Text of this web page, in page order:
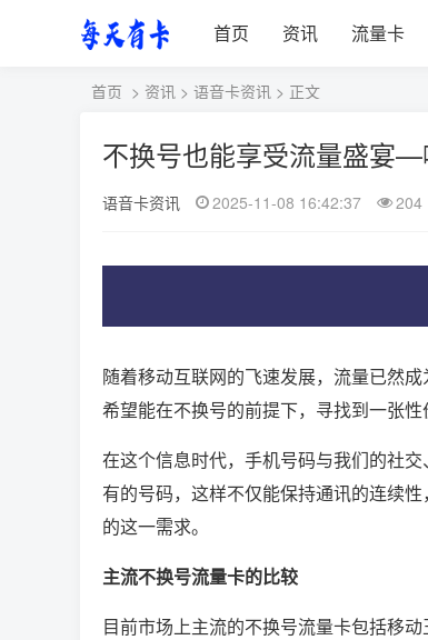
首页 资讯 流量卡
首页 > 资讯 > 语音卡资讯 > 正文
不换号也能享受流量盛宴—
语音卡资讯 2025-11-08 16:42:37 204
随着移动互联网的飞速发展，流量已然
希望能在不换号的前提下，寻找到一张
在这个信息时代，手机号码与我们的社
有的号码，这样不仅能保持通讯的连续
的这一需求。
主流不换号流量卡的比较
目前市场上主流的不换号流量卡包括移动